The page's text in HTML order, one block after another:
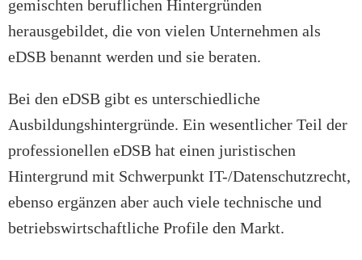
gemischten beruflichen Hintergründen
herausgebildet, die von vielen Unternehmen als
eDSB benannt werden und sie beraten.
Bei den eDSB gibt es unterschiedliche
Ausbildungshintergründe. Ein wesentlicher Teil der
professionellen eDSB hat einen juristischen
Hintergrund mit Schwerpunkt IT-/Datenschutzrecht,
ebenso ergänzen aber auch viele technische und
betriebswirtschaftliche Profile den Markt.